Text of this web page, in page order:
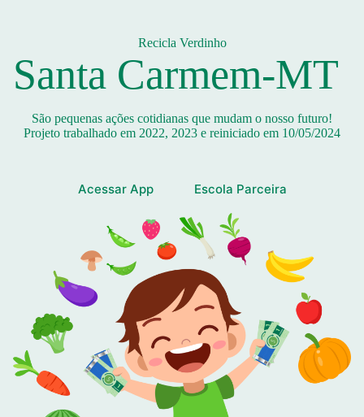
Recicla Verdinho
Santa Carmem-MT
São pequenas ações cotidianas que mudam o nosso futuro!
Projeto trabalhado em 2022, 2023 e reiniciado em 10/05/2024
Acessar App Escola Parceira